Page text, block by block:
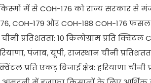
में से COH-176 को राज्य सरकार से
COH-179 और COH-188 COH-176
प्रतिशतता: 10 किलोग्राम प्रति
पंजाब, यूपी, राजस्थान चीनी
एकड़ बिजाई क्षेत्र: हरियाणा चीनी